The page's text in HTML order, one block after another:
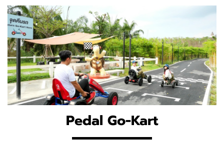
Pedal Go-Kart